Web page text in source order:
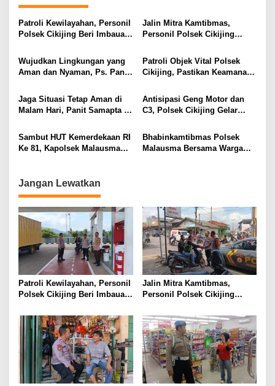
Patroli Kewilayahan, Personil
Polsek Cikijing Beri Imbauan
Jalin Mitra Kamtibmas,
Personil Polsek Cikijing
Pengendara Ojek Pangkalan
Wujudkan Lingkungan yang
Aman dan Nyaman, Ps. Panit
Sambangi Warga Desa
Cikijing
Patroli Objek Vital Polsek
Cikijing, Pastikan Keamanan
Aman Kepada Masyarakat
Jaga Situasi Tetap Aman di
Malam Hari, Panit Samapta II
Kantor Desa Kasturi
Antisipasi Geng Motor dan
C3, Polsek Cikijing Gelar
Sambut HUT Kemerdekaan RI
Ke 81, Kapolsek Malausma
Bhabinkamtibmas Polsek
Malausma Bersama Warga
Jangan Lewatkan
Patroli Kewilayahan, Personil
Polsek Cikijing Beri Imbauan
Jalin Mitra Kamtibmas,
Personil Polsek Cikijing
Pengendara Ojek Pangkalan